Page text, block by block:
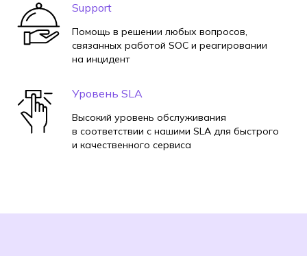
Support
Помощь в решении любых вопросов,
связанных работой SOC и реагировании
на инцидент
Уровень SLA
Высокий уровень обслуживания
в соответствии с нашими SLA для быстрого
и качественного сервиса